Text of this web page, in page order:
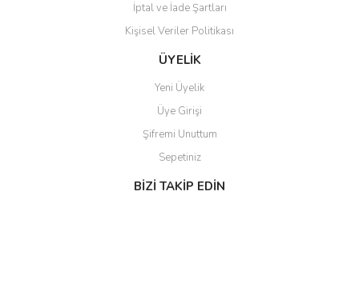
İptal ve İade Şartları
Kişisel Veriler Politikası
ÜYELİK
Yeni Üyelik
Üye Girişi
Şifremi Unuttum
Sepetiniz
BİZİ TAKİP EDİN